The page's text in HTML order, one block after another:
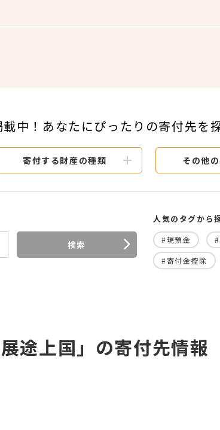
中！あなたにぴったりの寄付先を
寄付する財産の種類 その他
検索
人気のタグから
#現預金
#寄付金控除
展途上国」の寄付先情報